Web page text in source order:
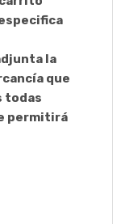
la
que
todas
permitirá